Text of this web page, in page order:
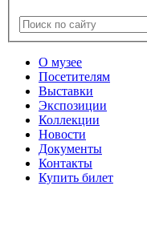
О музее
Посетителям
Выставки
Экспозиции
Коллекции
Новости
Документы
Контакты
Купить билет